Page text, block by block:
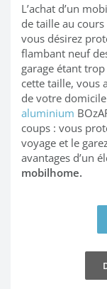
L’achat d’un
de taille au cours
vous désirez
flambant neuf
garage étant
cette taille, vous
de votre domicile
aluminium
coups : vous
voyage et le
avantages d’un
mobilhome.